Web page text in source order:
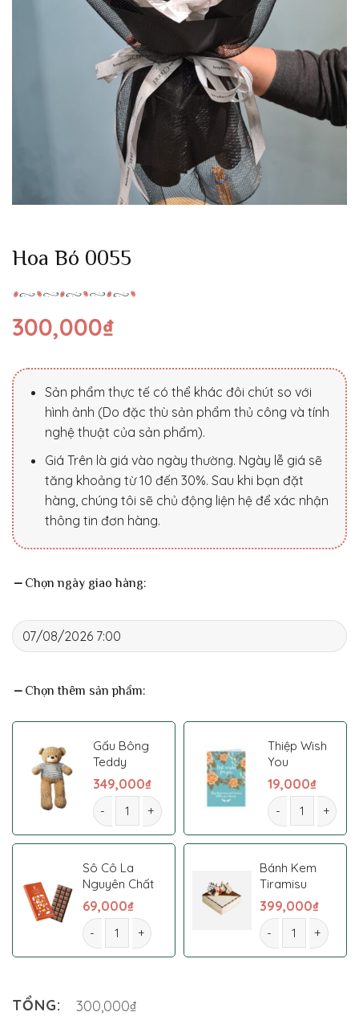
Hoa Bó 0055
300,000₫
Sản phẩm thực tế có thể khác đôi chút so với
hình ảnh (Do đặc thù sản phẩm thủ công và tính
nghệ thuật của sản phẩm).
Giá Trên là giá vào ngày thường. Ngày lễ giá sẽ
tăng khoảng từ 10 đến 30%. Sau khi bạn đặt
hàng, chúng tôi sẽ chủ động liện hệ để xác nhận
thông tin đơn hàng.
Chọn ngày giao hàng:
Chọn thêm sản phẩm:
Gấu Bông
Teddy
349,000₫
Hoa Bó 0055 số lượng
Thiệp Wish
You
19,000₫
Hoa Bó 0055 số
Sô Cô La
Nguyên Chất
69,000₫
Hoa Bó 0055 số lượng
Bánh Kem
Tiramisu
399,000₫
Hoa Bó 0055 số
TỔNG: 300,000₫